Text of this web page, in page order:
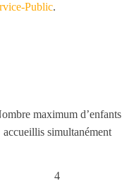
Public.
maximum d’enfants
accueillis simultanément
4